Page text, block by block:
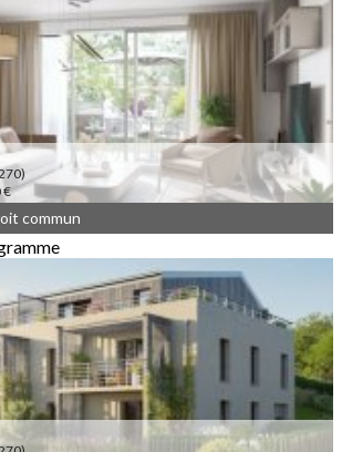
500,00 €
€
000,00 €
commun